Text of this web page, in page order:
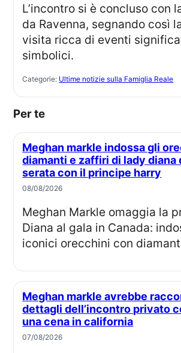
L’incontro si è concluso con la partenza
da Ravenna, segnando così
visita ricca di eventi
simbolici.
Categorie: Ultime notizie sulla Famiglia Reale
Per te
Meghan markle indossa gli orecchini con
diamanti e zaffiri di lady diana
serata con il principe harry
08/08/2026
Meghan Markle omaggia la principessa
Diana al gala in Canada:
iconici orecchini con
Meghan markle avrebbe raccontato
dettagli dell’incontro privato
una cena in california
07/08/2026